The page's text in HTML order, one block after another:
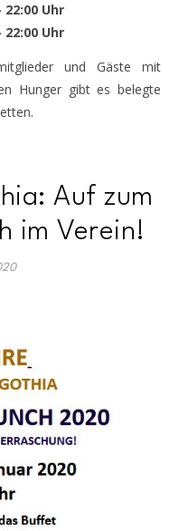
Uhr
Uhr
und Gäste mit
Hunger gibt es belegte
Auf zum
im Verein!